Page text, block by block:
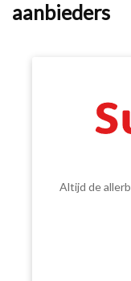
aanbieders
Altijd de